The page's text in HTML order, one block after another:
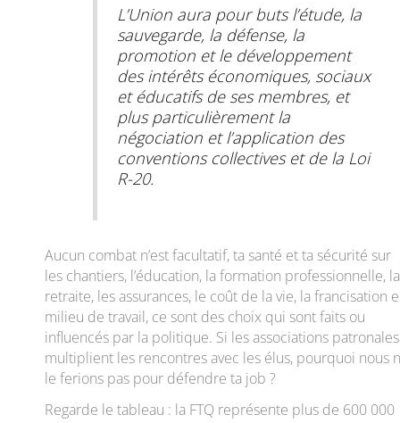
L’Union aura pour buts l’étude, la
sauvegarde, la défense, la
promotion et le développement
des intérêts économiques, sociaux
et éducatifs de ses membres, et
plus particulièrement la
négociation et l’application des
conventions collectives et de la Loi
R-20.
Aucun combat n’est facultatif, ta santé et ta sécurité sur
les chantiers, l’éducation, la formation professionnelle, la
retraite, les assurances, le coût de la vie, la francisation
milieu de travail, ce sont des choix qui sont faits ou
influencés par la politique. Si les associations patronales
multiplient les rencontres avec les élus, pourquoi nous
le ferions pas pour défendre ta job ?
Regarde le tableau : la FTQ représente plus de 600 000